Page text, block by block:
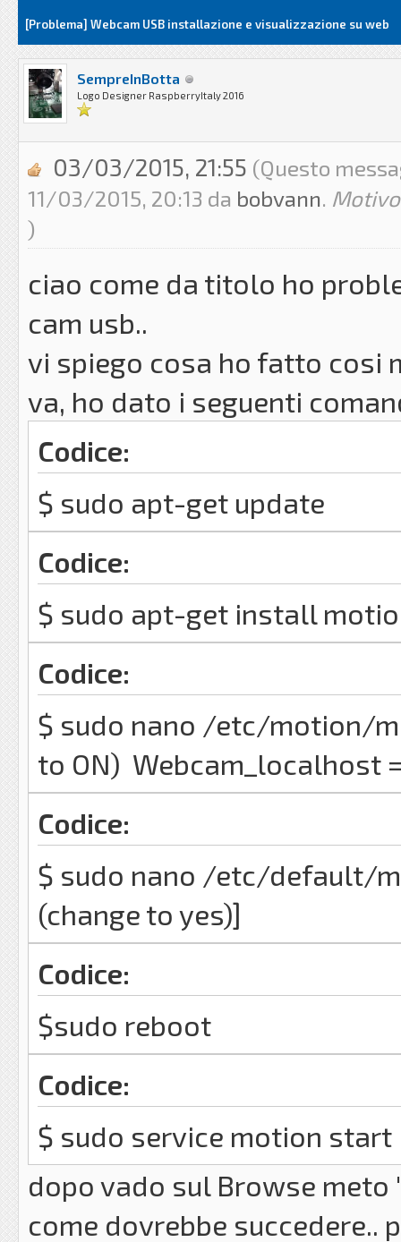
[Problema] Webcam USB installazione e visualizzazione su web
SempreInBotta
Logo Designer RaspberryItaly 2016
03/03/2015, 21:55 (Questo
11/03/2015, 20:13 da bobvann.
)
ciao come da titolo ho
cam usb..
vi spiego cosa ho fatto cosi
va, ho dato i seguenti
Codice:
$ sudo apt-get update
Codice:
$ sudo apt-get install
Codice:
$ sudo nano /etc/motion/
to ON) Webcam_localhost
Codice:
$ sudo nano /etc/default/
(change to yes)]
Codice:
$sudo reboot
Codice:
$ sudo service motion start
dopo vado sul Browse meto
come dovrebbe succedere..